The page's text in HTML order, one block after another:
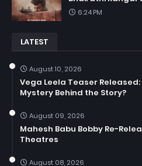
6:24 PM
LATEST
August 10, 2026
Vega Leela Teaser
Mystery Behind the Story?
August 09, 2026
Mahesh Babu Bobby Re-
Theatres
August 08, 2026